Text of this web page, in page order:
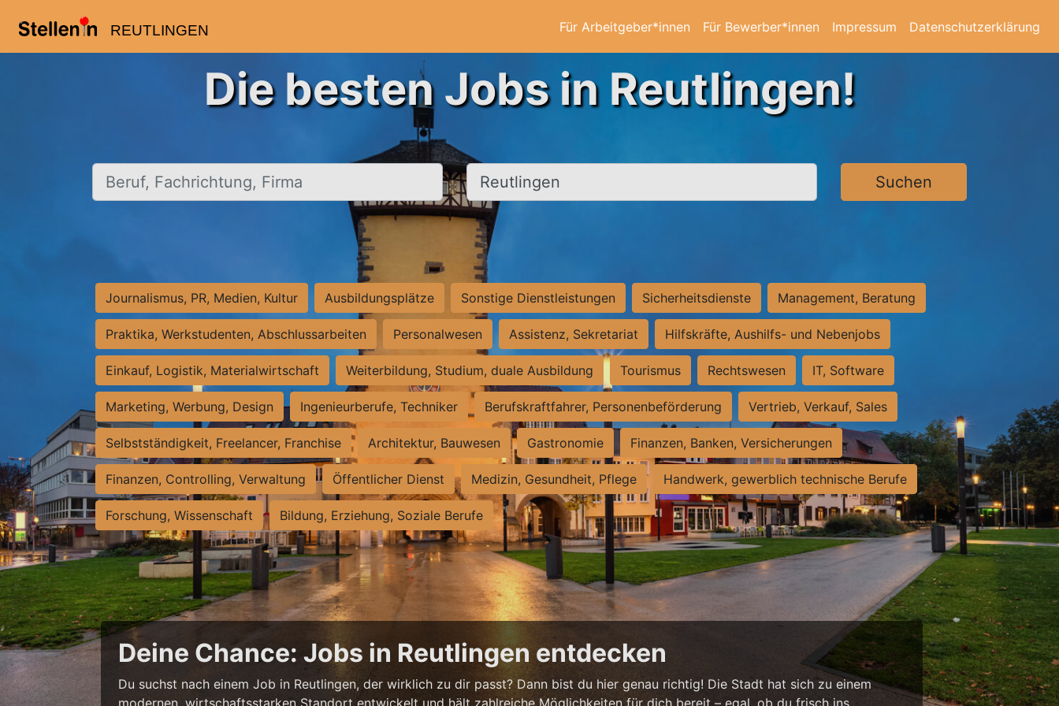
REUTLINGEN Für Arbeitgeber*innen Für Bewerber*innen Impressum Datenschutzerklärung
Die besten Jobs in Reutlingen!
Beruf, Fachrichtung, Firma Ort, Stadt Suchen
Journalismus, PR, Medien, Kultur Ausbildungsplätze Sonstige Dienstleistungen Sicherheitsdienste Management, Beratung
Praktika, Werkstudenten, Abschlussarbeiten Personalwesen Assistenz, Sekretariat Hilfskräfte, Aushilfs- und Nebenjobs
Einkauf, Logistik, Materialwirtschaft Weiterbildung, Studium, duale Ausbildung Tourismus Rechtswesen IT, Software
Marketing, Werbung, Design Ingenieurberufe, Techniker Berufskraftfahrer, Personenbeförderung Vertrieb, Verkauf, Sales
Selbstständigkeit, Freelancer, Franchise Architektur, Bauwesen Gastronomie Finanzen, Banken, Versicherungen
Finanzen, Controlling, Verwaltung Öffentlicher Dienst Medizin, Gesundheit, Pflege Handwerk, gewerblich technische Berufe
Forschung, Wissenschaft Bildung, Erziehung, Soziale Berufe
Deine Chance: Jobs in Reutlingen entdecken
Du suchst nach einem Job in Reutlingen, der wirklich zu dir passt? Dann bist du hier genau richtig! Die Stadt hat sich zu einem